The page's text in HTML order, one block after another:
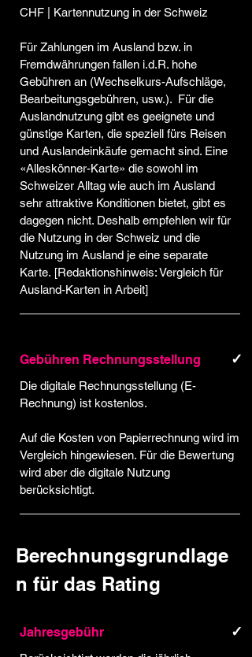
CHF | Kartennutzung in der Schweiz
Für Zahlungen im Ausland bzw. in
Fremdwährungen fallen i.d.R. hohe
Gebühren an (Wechselkurs-Aufschläge,
Bearbeitungsgebühren, usw.). Für die
Auslandnutzung gibt es geeignete und
günstige Karten, die speziell fürs Reisen
und Auslandeinkäufe gemacht sind. Eine
«Alleskönner-Karte» die sowohl im
Schweizer Alltag wie auch im Ausland
sehr attraktive Konditionen bietet, gibt es
dagegen nicht. Deshalb empfehlen wir für
die Nutzung in der Schweiz und die
Nutzung im Ausland je eine separate
Karte. [Redaktionshinweis: Vergleich für
Ausland-Karten in Arbeit]
Gebühren Rechnungsstellung ✓
Die digitale Rechnungsstellung (E-
Rechnung) ist kostenlos.​
Auf die Kosten von Papierrechnung wird im
Vergleich hingewiesen. Für die Bewertung
wird aber die digitale Nutzung
berücksichtigt.
Berechnungsgrundlage
n für das Rating
Jahresgebühr ✓